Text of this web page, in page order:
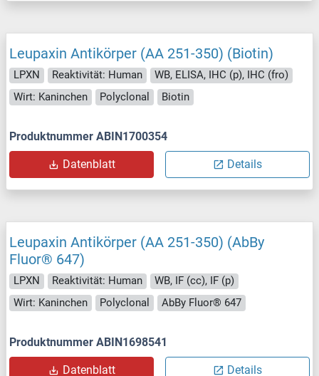
Leupaxin Antikörper (AA 251-350) (Biotin)
LPXN Reaktivität: Human
WB, ELISA, IHC (p), IHC (fro)
Wirt: Kaninchen
Polyclonal Biotin
Produktnummer ABIN1700354
Datenblatt Details
Leupaxin Antikörper (AA 251-350) (AbBy
Fluor® 647)
LPXN Reaktivität: Human
WB, IF (cc), IF (p)
Wirt: Kaninchen
Polyclonal AbBy Fluor® 647
Produktnummer ABIN1698541
Datenblatt Details